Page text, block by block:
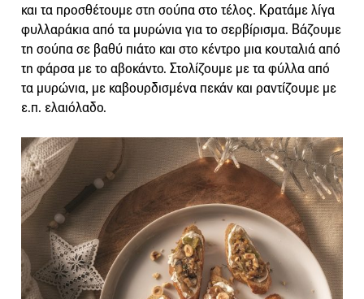
και τα προσθέτουμε στη σούπα στο τέλος. Κρατάμε λίγα
φυλλαράκια από τα μυρώνια για το σερβίρισμα. Βάζουμε
τη σούπα σε βαθύ πιάτο και στο κέντρο μια κουταλιά από
τη φάρσα με το αβοκάντο. Στολίζουμε με τα φύλλα από
τα μυρώνια, με καβουρδισμένα πεκάν και ραντίζουμε με
ε.π. ελαιόλαδο.